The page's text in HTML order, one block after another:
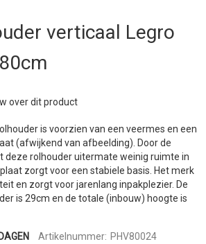
verticaal Legro
over dit product
is voorzien van een veermes en een
(afwijkend van afbeelding). Door de
deze rolhouder uitermate weinig ruimte in
zorgt voor een stabiele basis. Het merk
en zorgt voor jarenlang inpakplezier. De
is 29cm en de totale (inbouw) hoogte is
Artikelnummer: PHV80024